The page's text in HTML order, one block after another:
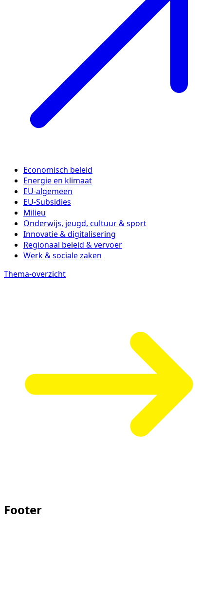
Economisch beleid
Energie en klimaat
EU-algemeen
EU-Subsidies
Milieu
Onderwijs, jeugd, cultuur & sport
Innovatie & digitalisering
Regionaal beleid & vervoer
Werk & sociale zaken
Thema-overzicht
Footer